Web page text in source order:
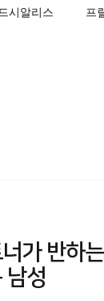
시알리스 프
가 반하
남성